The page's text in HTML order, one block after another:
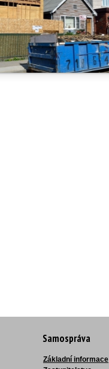
Samospráva
Základní informace